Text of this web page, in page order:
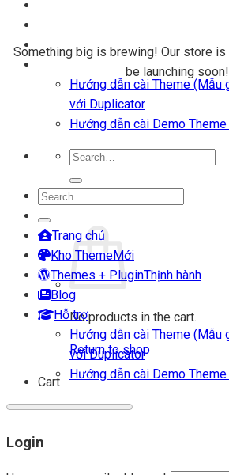
Blog
Hướng dẫn cài Theme (Mẫu
với Duplicator
Hướng dẫn cài Demo
Search
for:
Login
Cart
No products in the cart.
Return to shop
Cart
Something big is brewing! Our store
be launching soon!
Search
for:
Trang chủ
Kho Theme
Themes + Plugin
Blog
Hỗ trợ
Hướng dẫn cài Theme (Mẫu
với Duplicator
Hướng dẫn cài Demo
Login